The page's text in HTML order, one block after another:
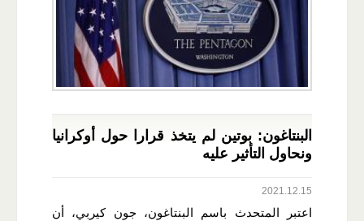
البنتاغون: بوتين لم يتخذ قرارا حول أوكرانيا
ونحاول التأثير عليه
2021.12.15
اعتبر المتحدث باسم البنتاغون، جون كيربي، أن